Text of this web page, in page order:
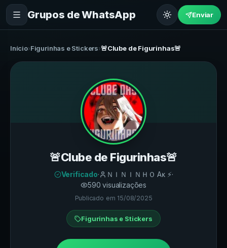
Grupos de WhatsApp Enviar
Início›Figurinhas e Stickers›🚨Clube de Figurinhas🚨
🚨Clube de Figurinhas🚨
Verificado· ＮＩＮＩＮＨＯ Aᴋ ⚡·
590 visualizações
Publicado em 15/08/2025
Figurinhas e Stickers